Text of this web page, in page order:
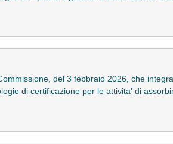
del 3 febbraio 2026, che
di certificazione per le attivita' di